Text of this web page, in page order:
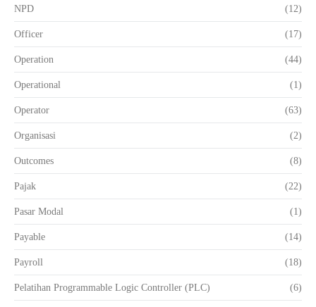
NPD (12)
Officer (17)
Operation (44)
Operational (1)
Operator (63)
Organisasi (2)
Outcomes (8)
Pajak (22)
Pasar Modal (1)
Payable (14)
Payroll (18)
Pelatihan Programmable Logic Controller (PLC) (6)